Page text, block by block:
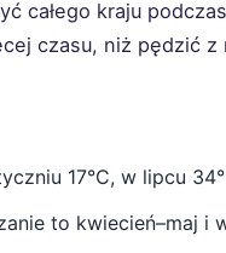
całego kraju
czasu, niż pędzić
17°C, w lipcu
to kwiecień–maj